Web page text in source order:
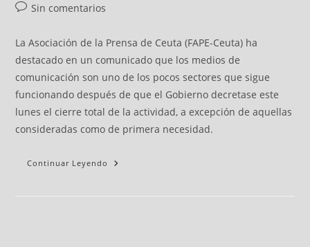
Sin comentarios
La Asociación de la Prensa de Ceuta (FAPE-Ceuta) ha
destacado en un comunicado que los medios de
comunicación son uno de los pocos sectores que sigue
funcionando después de que el Gobierno decretase este
lunes el cierre total de la actividad, a excepción de aquellas
consideradas como de primera necesidad.
Continuar Leyendo